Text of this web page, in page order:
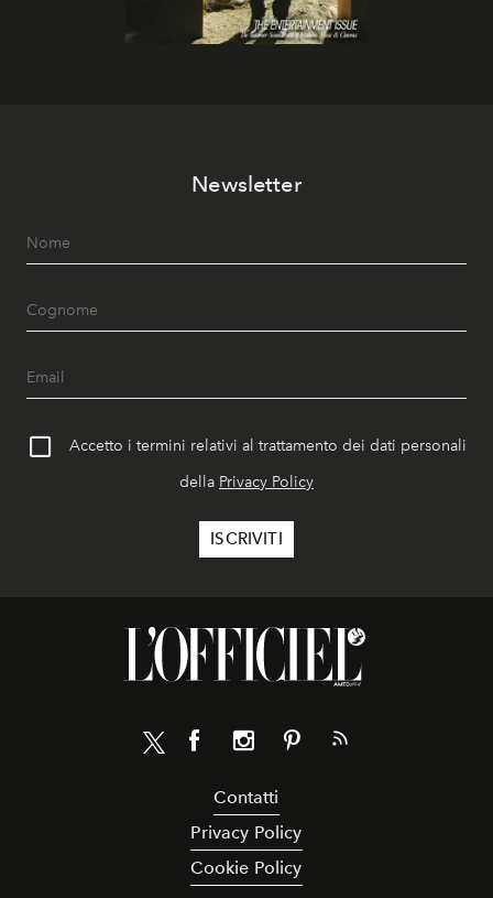
Newsletter
Accetto i termini relativi al trattamento dei dati personali
della Privacy Policy
Contatti
Privacy Policy
Cookie Policy